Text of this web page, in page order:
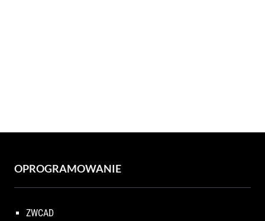
OPROGRAMOWANIE
ZWCAD